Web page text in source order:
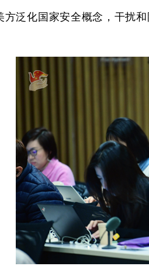
方泛化国家安全概念，干扰